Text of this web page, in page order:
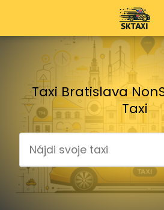
Taxi Bratislava
Taxi